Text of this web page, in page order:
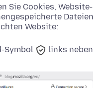
Sie Cookies, Website-
Dateien
Website:
Symbol
links neben